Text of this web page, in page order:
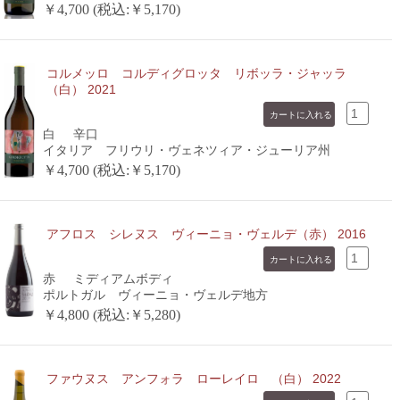
￥4,700 (税込:￥5,170)
コルメッロ コルディグロッタ リボッラ・ジャッラ
（白） 2021
白
辛口
イタリア フリウリ・ヴェネツィア・ジューリア州
￥4,700 (税込:￥5,170)
アフロス シレヌス ヴィーニョ・ヴェルデ（赤） 2016
赤
ミディアムボディ
ポルトガル ヴィーニョ・ヴェルデ地方
￥4,800 (税込:￥5,280)
ファウヌス アンフォラ ローレイロ （白） 2022